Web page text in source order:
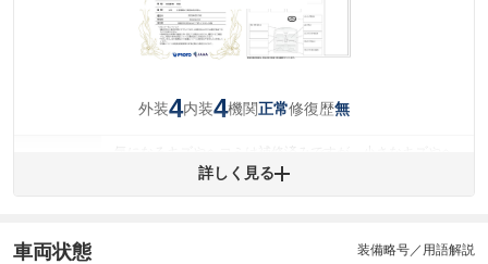
外装4内装4機関正常修復歴無
コミが残っています。
(内装状態)
詳しく見る
車両状態 装備略号／用語解説